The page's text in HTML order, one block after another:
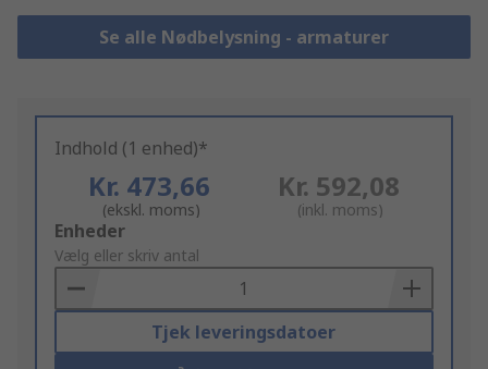
Se alle Nødbelysning - armaturer
Indhold (1 enhed)*
Kr. 473,66
(ekskl. moms)
Kr. 592,08
(inkl. moms)
Add
to
Basket
Enheder
Vælg eller skriv antal
Tjek leveringsdatoer